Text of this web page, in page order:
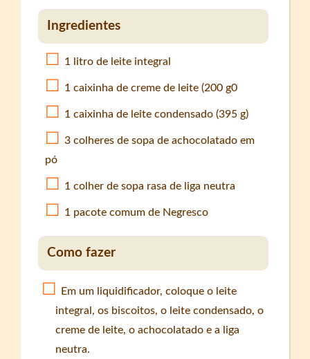
Ingredientes
1 litro de leite integral
1 caixinha de creme de leite (200 g0
1 caixinha de leite condensado (395 g)
3 colheres de sopa de achocolatado em
pó
1 colher de sopa rasa de liga neutra
1 pacote comum de Negresco
Como fazer
Em um liquidificador, coloque o leite
integral, os biscoitos, o leite condensado, o
creme de leite, o achocolatado e a liga
neutra.